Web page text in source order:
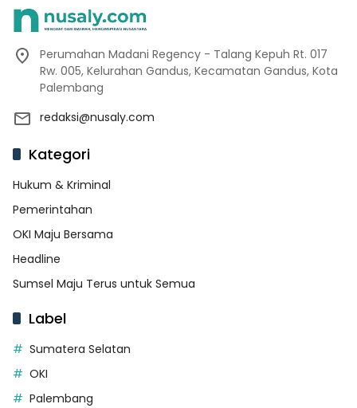
Perumahan Madani Regency - Talang Kepuh Rt. 017
Rw. 005, Kelurahan Gandus, Kecamatan Gandus, Kota
Palembang
redaksi@nusaly.com
Kategori
Hukum & Kriminal
Pemerintahan
OKI Maju Bersama
Headline
Sumsel Maju Terus untuk Semua
Label
Sumatera Selatan
OKI
Palembang